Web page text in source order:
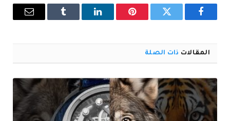
فيسبوك تويتر بينتيريستلينكدإن Tumblr
البريد
المقالات ذات الصلة